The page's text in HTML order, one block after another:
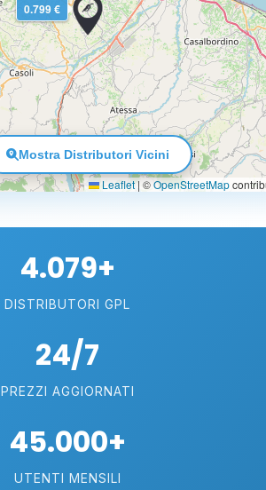
0.799 €
Leaflet|©OpenStreetMap
Mostra Distributori Vicini
4.079+
DISTRIBUTORI GPL
24/7
PREZZI AGGIORNATI
45.000+
UTENTI MENSILI